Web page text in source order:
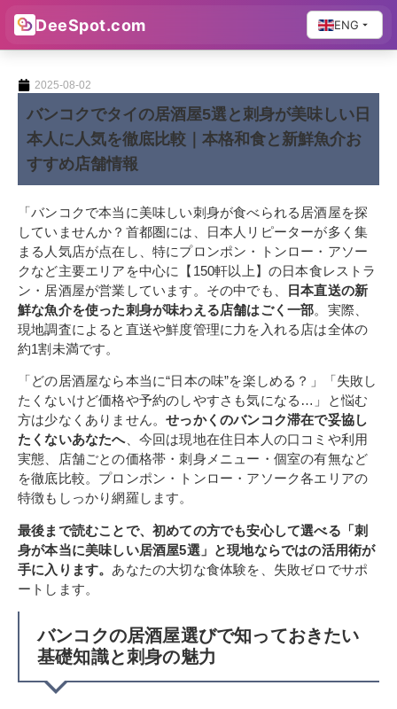
DeeSpot.com ENG
2025-08-02
バンコクでタイの居酒屋5選と刺身が美味しい日
本人に人気を徹底比較｜本格和食と新鮮魚介お
すすめ店舗情報
「バンコクで本当に美味しい刺身が食べられる居酒屋を探
していませんか？首都圏には、日本人リピーターが多く集
まる人気店が点在し、特にプロンポン・トンロー・アソー
クなど主要エリアを中心に【150軒以上】の日本食レストラ
ン・居酒屋が営業しています。その中でも、
日本直送の新
鮮な魚介を使った刺身が味わえる店舗はごく一部。実際、
現地調査によると直送や鮮度管理に力を入れる店は全体の
約1割未満です。
「どの居酒屋なら本当に“日本の味”を楽しめる？」「失敗し
たくないけど価格や予約のしやすさも気になる…」と悩む
方は少なくありません。せっかくのバンコク滞在で妥協し
たくないあなたへ、今回は現地在住日本人の口コミや利用
実態、店舗ごとの価格帯・刺身メニュー・個室の有無など
を徹底比較。プロンポン・トンロー・アソーク各エリアの
特徴もしっかり網羅します。
最後まで読むことで、初めての方でも安心して選べる「刺
身が本当に美味しい居酒屋5選」と現地ならではの活用術が
手に入ります。 あなたの大切な食体験を、失敗ゼロでサポ
ートします。
バンコクの居酒屋選びで知っておきたい
基礎知識と刺身の魅力